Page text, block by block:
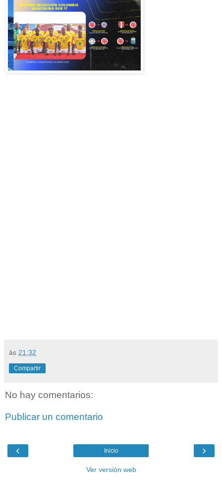
às 21:32
Compartir
No hay comentarios:
Publicar un comentario
‹ ›
Inicio
Ver versión web